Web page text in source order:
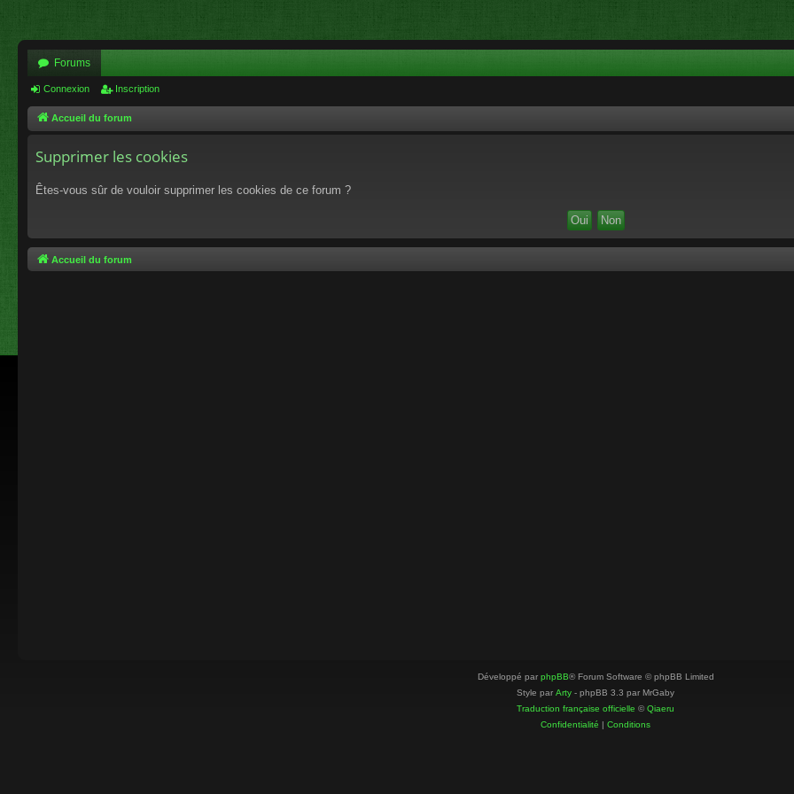
Forums
Connexion Inscription
Accueil du forum
Supprimer les cookies
Êtes-vous sûr de vouloir supprimer les cookies de ce forum ?
Accueil du forum
Développé par phpBB® Forum Software © phpBB Limited
Style par Arty - phpBB 3.3 par MrGaby
Traduction française officielle ©Qiaeru
Confidentialité | Conditions